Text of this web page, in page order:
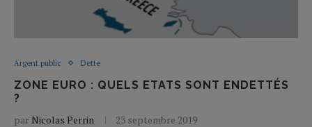
Argent public Dette
ZONE EURO : QUELS ETATS SONT ENDETTÉS
?
par Nicolas Perrin 23 septembre 2019